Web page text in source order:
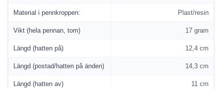
Material i pennkroppen: Plast/resin
Vikt (hela pennan, tom) 17 gram
Längd (hatten på) 12,4 cm
Längd (postad/hatten på änden) 14,3 cm
Längd (hatten av) 11 cm